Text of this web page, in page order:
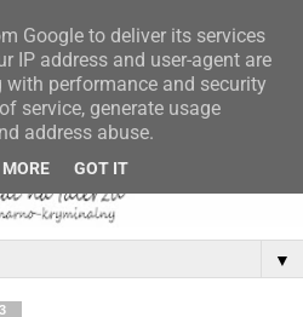
▼
Google to deliver its services
IP address and user-agent are
performance and security
service, generate usage
address abuse.
GOT IT